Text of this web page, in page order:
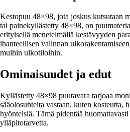
Kestopuu 48×98, jota joskus kutsutaan
tai painekyllästetty 48×98, on
erityisellä menetelmällä kestävyyden
ihanteellisen valinnan
muihin ulkotiloihin.
Ominaisuudet ja edut
Kyllästetty 48×98 puutavara tarjoaa
sääolosuhteita vastaan, kuten kosteutta,
hyönteisiä. Tämä pidentää
ylläpitotarvetta.